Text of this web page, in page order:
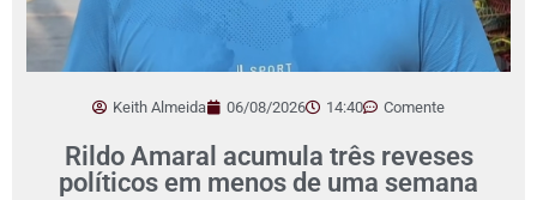
Keith Almeida 06/08/2026 14:40 Comente
Rildo Amaral acumula três reveses
políticos em menos de uma semana